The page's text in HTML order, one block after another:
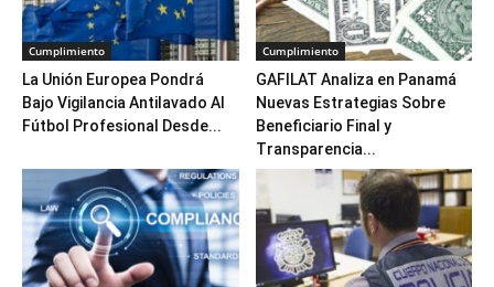
Cumplimiento
La Unión Europea Pondrá
Bajo Vigilancia Antilavado Al
Fútbol Profesional Desde...
Cumplimiento
GAFILAT Analiza en Panamá
Nuevas Estrategias Sobre
Beneficiario Final y
Transparencia...